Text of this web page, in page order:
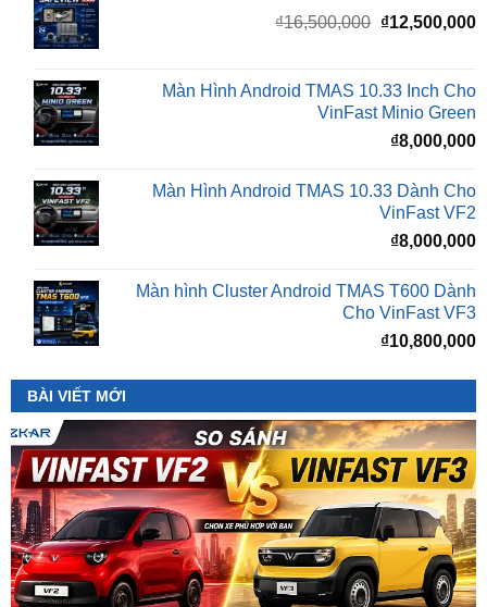
₫16,500,000 Giá
₫16,500,000.
₫12,500,000
Màn Hình Android TMAS 10.33 Inch Cho
VinFast Minio Green
₫8,000,000
Màn Hình Android TMAS 10.33 Dành Cho
VinFast VF2
₫8,000,000
Màn hình Cluster Android TMAS T600 Dành
Cho VinFast VF3
₫10,800,000
BÀI VIẾT MỚI